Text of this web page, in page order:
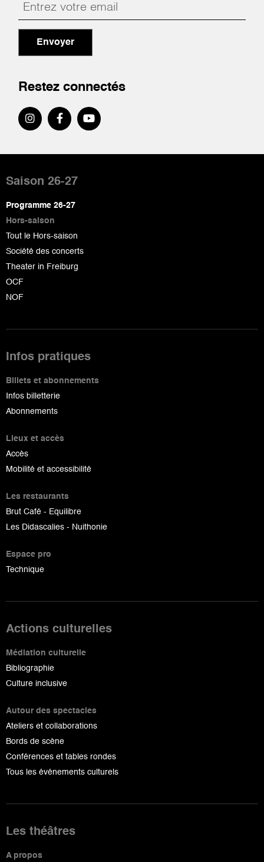
Envoyer
Restez connectés
de
page
Saison 26-27
Programme 26-27
Hors-saison
Tout le Hors-saison
Société des concerts
Theater in Freiburg
OCF
NOF
Infos pratiques
Billets et abonnements
Infos billetterie
Abonnements
Lieux et accès
Accès
Mobilité et accessibilité
Les restaurants
Brut Café - Equilibre
Les Didascalies - Nuithonie
Espace pro
Technique
Actions culturelles
Médiation culturelle
Bibliographie
Culture inclusive
Autour des spectacles
Ateliers et collaborations
Bords de scène
Conférences et tables rondes
Tous les événements culturels
Les théâtres
A propos